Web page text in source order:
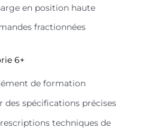
en position haute
fractionnées
6+
de formation
des spécifications précises
techniques de